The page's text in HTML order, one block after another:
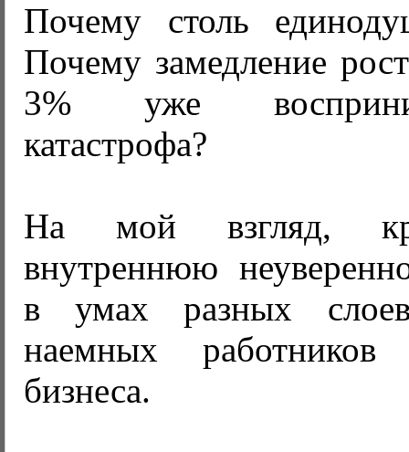
Почему столь
Почему замедление
3% уже
катастрофа?
На мой взгляд,
внутреннюю
в умах разных
наемных
бизнеса.